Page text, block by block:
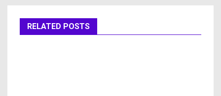
RELATED POSTS